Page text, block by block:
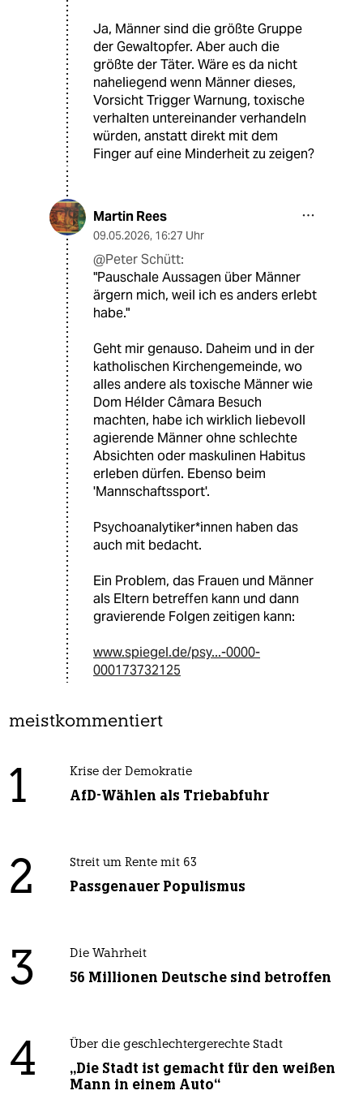
Ja, Männer sind die größte Gruppe
der Gewaltopfer. Aber auch die
größte der Täter. Wäre es da nicht
naheliegend wenn Männer dieses,
Vorsicht Trigger Warnung, toxische
verhalten untereinander verhandeln
würden, anstatt direkt mit dem
Finger auf eine Minderheit zu zeigen?
Martin Rees
09.05.2026, 16:27 Uhr
@Peter Schütt:
"Pauschale Aussagen über Männer
ärgern mich, weil ich es anders erlebt
habe."
Geht mir genauso. Daheim und in der
katholischen Kirchengemeinde, wo
alles andere als toxische Männer wie
Dom Hélder Câmara Besuch
machten, habe ich wirklich liebevoll
agierende Männer ohne schlechte
Absichten oder maskulinen Habitus
erleben dürfen. Ebenso beim
'Mannschaftssport'.
Psychoanalytiker*innen haben das
auch mit bedacht.
Ein Problem, das Frauen und Männer
als Eltern betreffen kann und dann
gravierende Folgen zeitigen kann:
www.spiegel.de/psy...-0000-
000173732125
meistkommentiert
1 Krise der Demokratie
AfD-Wählen als Triebabfuhr
2 Streit um Rente mit 63
Passgenauer Populismus
3 Die Wahrheit
56 Millionen Deutsche sind betroffen
4 Über die geschlechtergerechte Stadt
„Die Stadt ist gemacht für den weißen
Mann in einem Auto“